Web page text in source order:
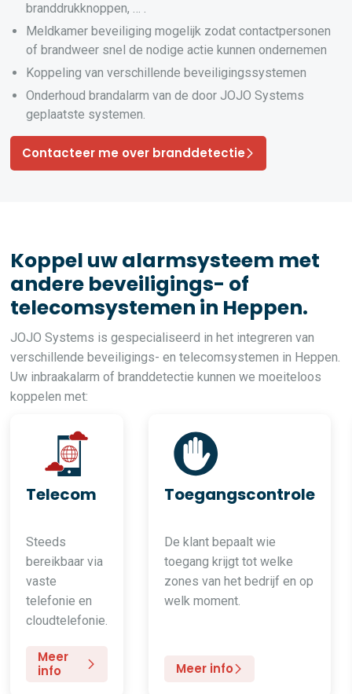
branddrukknoppen, … .
Meldkamer beveiliging mogelijk zodat contactpersonen
of brandweer snel de nodige actie kunnen ondernemen
Koppeling van verschillende beveiligingssystemen
Onderhoud brandalarm van de door JOJO Systems
geplaatste systemen.
Contacteer me over branddetectie
Koppel uw alarmsysteem met
andere beveiligings- of
telecomsystemen in Heppen.
JOJO Systems is gespecialiseerd in het integreren van
verschillende beveiligings- en telecomsystemen in Heppen.
Uw inbraakalarm of branddetectie kunnen we moeiteloos
koppelen met:
Telecom
Steeds
bereikbaar via
vaste
telefonie en
cloudtelefonie.
Meer
info
Toegangscontrole
De klant bepaalt wie
toegang krijgt tot welke
zones van het bedrijf en op
welk moment.
Meer info